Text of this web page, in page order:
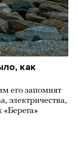
как
его запомнят
электричества,